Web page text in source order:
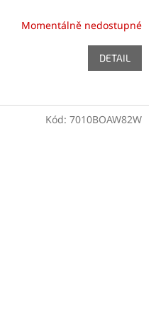
Momentálně nedostupné
DETAIL
Kód: 7010BOAW82W